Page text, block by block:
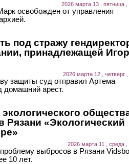
2026 марта 13 , пятница ,
освобожден от управления
под стражу
принадлежащей
2026 марта 12 , четверг ,
защиты суд отправил Артема
домашний арест.
Рязани «Экологический
2026 марта 11 , среда ,
выбросов в Рязани
10 лет.